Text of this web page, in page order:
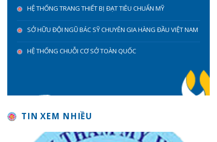
HỆ THỐNG TRANG THIẾT BỊ ĐẠT TIÊU CHUẨN MỸ
SỞ HỮU ĐỘI NGŨ BÁC SỸ CHUYÊN GIA HÀNG ĐẦU VIỆT NAM
HỆ THỐNG CHUỖI CƠ SỞ TOÀN QUỐC
TIN XEM NHIỀU